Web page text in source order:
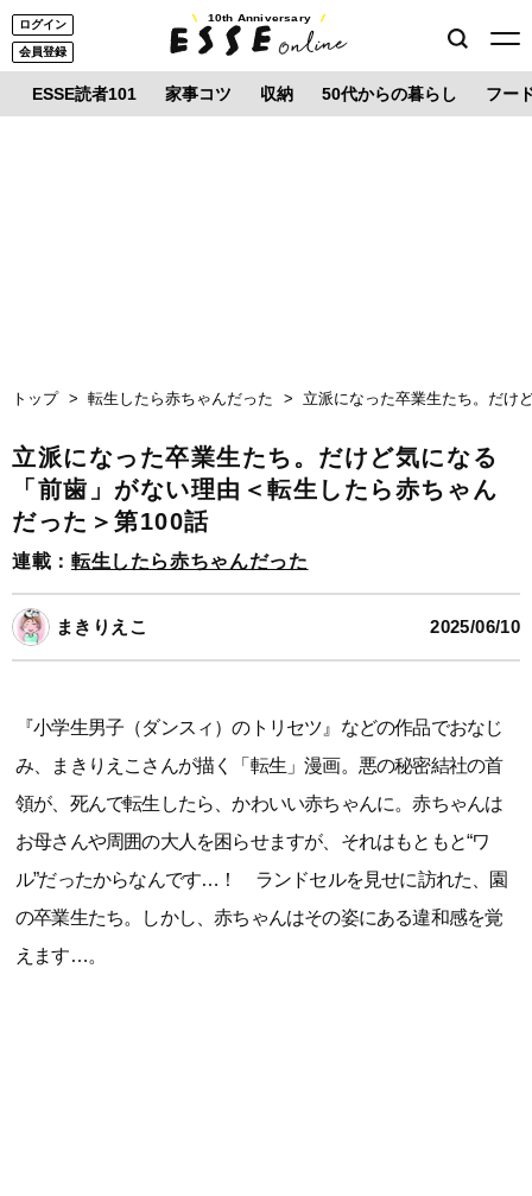
ログイン
会員登録
10th Anniversary
ESSE読者101 家事コツ 収納 50代からの暮らし フー
トップ 転生したら赤ちゃんだった 立派になった卒業生たち。だけ
立派になった卒業生たち。だけど気になる
「前歯」がない理由＜転生したら赤ちゃん
だった＞第100話
連載： 転生したら赤ちゃんだった
まきりえこ 2025/06/10
『小学生男子（ダンスィ）のトリセツ』などの作品でおなじ
み、まきりえこさんが描く「転生」漫画。悪の秘密結社の首
領が、死んで転生したら、かわいい赤ちゃんに。赤ちゃんは
お母さんや周囲の大人を困らせますが、それはもともと“ワ
ル”だったからなんです…！ ランドセルを見せに訪れた、園
の卒業生たち。しかし、赤ちゃんはその姿にある違和感を覚
えます…。